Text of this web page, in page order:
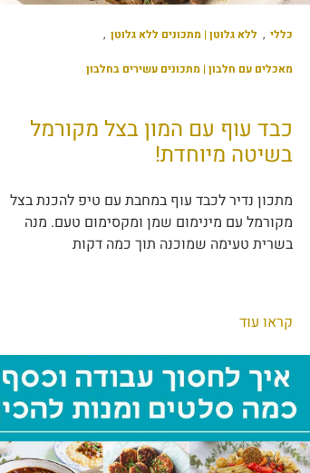
כללי , ללא גלוטן | מתכונים ללא גלוטן ,
מאכלים עם חלבון | מתכונים עשירים בחלבון
כבד עוף עם המון בצל מקורמל
בשיטה מיוחדת!
מתכון נדיר לכבד עוף במחבת עם טיפ להכנת בצל
מקורמל עם מינימום שמן ומקסימום טעם. מנה
בשרית טעימה שמוכנה תוך כמה דקות
קראו עוד